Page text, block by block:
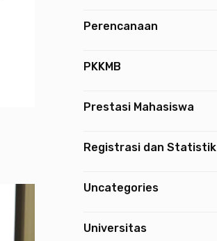
Perencanaan
PKKMB
Prestasi Mahasiswa
Registrasi dan Statistik
Uncategories
Universitas